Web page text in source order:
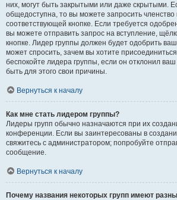
них, могут быть закрытыми или даже скрытыми.
общедоступна, то вы можете запросить членство
соответствующей кнопке. Если требуется
вы можете отправить запрос на вступление,
кнопке. Лидер группы должен будет одобрить
может спросить, зачем вы хотите
беспокойте лидера группы, если он отклонил ваш
быть для этого свои причины.
Вернуться к началу
Как мне стать лидером группы?
Лидеры групп обычно назначаются при их
конференции. Если вы заинтересованы в
свяжитесь с администратором; попробуйте
сообщение.
Вернуться к началу
Почему названия некоторых групп имеют